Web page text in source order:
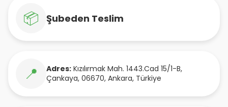
📦 Şubeden Teslim
📍 Adres: Kızılırmak Mah. 1443.Cad 15/1-B,
Çankaya, 06670, Ankara, Türkiye